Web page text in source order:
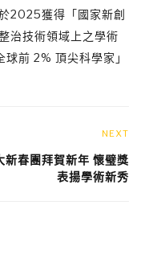
2025獲得「國家新創
治技術領域上之學術
前 2% 頂尖科學家」
NEXT
新春團拜賀新年 懷璧獎
表揚學術新秀